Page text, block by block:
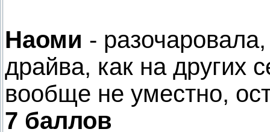
Наоми -
драйва, как на других
вообще не уместно,
7 баллов